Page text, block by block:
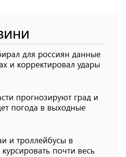
для россиян данные
и ​​корректировал удары
прогнозируют град и
погода в выходные
и троллейбусы в
почти весь